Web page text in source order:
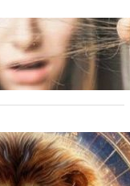
de proteine:
tale
de
în 2026